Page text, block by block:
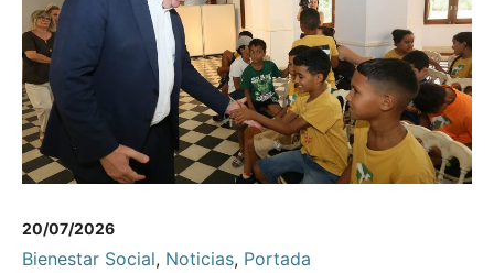
20/07/2026
Bienestar Social, Noticias, Portada